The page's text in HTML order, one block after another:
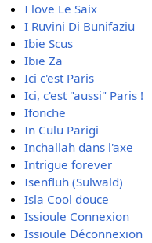
I love Le Saix
I Ruvini Di Bunifaziu
Ibie Scus
Ibie Za
Ici c'est Paris
Ici, c'est "aussi" Paris !
Ifonche
In Culu Parigi
Inchallah dans l'axe
Intrigue forever
Isenfluh (Sulwald)
Isla Cool douce
Issioule Connexion
Issioule Déconnexion